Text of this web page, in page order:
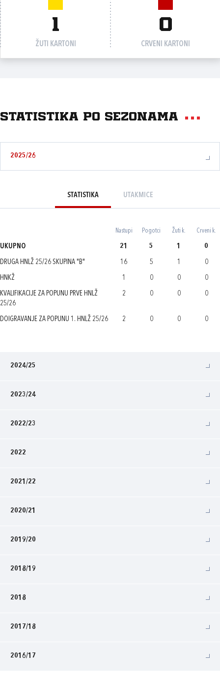
1
ŽUTI KARTONI
0
CRVENI KARTONI
Statistika po sezonama
2025/26
STATISTIKA UTAKMICE
Nastupi Pogotci Žuti k. Crveni k.
UKUPNO 21 5 1 0
DRUGA HNLŽ 25/26 SKUPINA "B" 16 5 1 0
HNKŽ 1 0 0 0
KVALIFIKACIJE ZA POPUNU PRVE HNLŽ
25/26
2 0 0 0
DOIGRAVANJE ZA POPUNU 1. HNLŽ 25/26 2 0 0 0
2024/25
2023/24
2022/23
2022
2021/22
2020/21
2019/20
2018/19
2018
2017/18
2016/17